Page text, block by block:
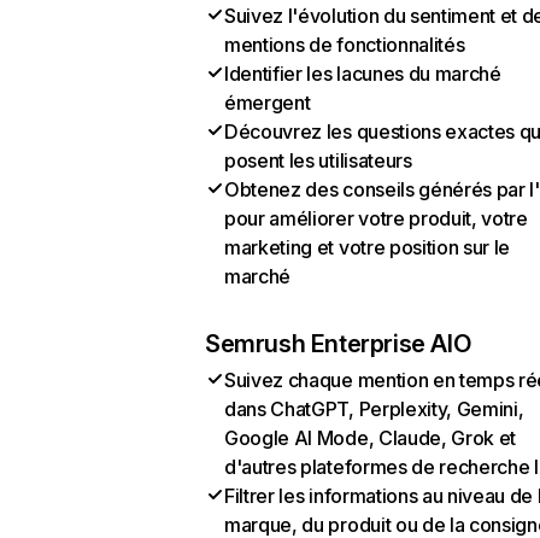
Suivez l'évolution du sentiment et
mentions de fonctionnalités
Identifier les lacunes du marché
émergent
Découvrez les questions exactes
posent les utilisateurs
Obtenez des conseils générés par
pour améliorer votre produit, votre
marketing et votre position sur le
marché
Semrush Enterprise AIO
Suivez chaque mention en temps
dans ChatGPT, Perplexity, Gemini,
Google AI Mode, Claude, Grok et
d'autres plateformes de recherche
Filtrer les informations au niveau de
marque, du produit ou de la